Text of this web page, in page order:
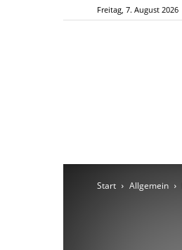
Freitag, 7. August 2026
Start Allgemein